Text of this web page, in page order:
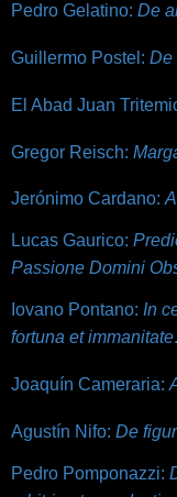
Pedro Gelatino: De
Guillermo Postel: De
El Abad Juan
Gregor Reisch:
Jerónimo Cardano:
Lucas Gaurico:
Passione Domini
Iovano Pontano: In
fortuna et immanitate.
Joaquín Cameraria:
Agustín Nifo: De
Pedro Pomponazzi: